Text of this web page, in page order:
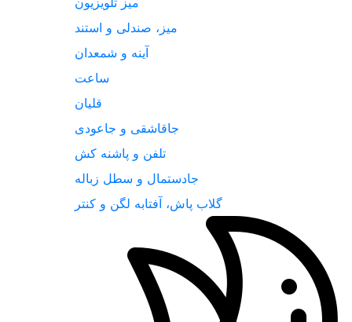
میز، صندلی و استند
آینه و شمعدان
ساعت
قلیان
جاقاشقی و جاعودی
تلفن و پاشنه کش
جادستمال و سطل زباله
گلاب پاش، آفتابه لگن و کنتر